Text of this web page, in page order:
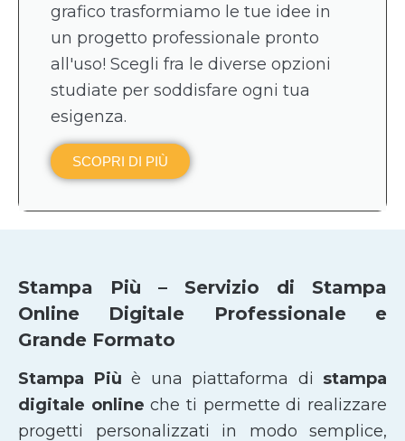
grafico trasformiamo le tue idee in
un progetto professionale pronto
all'uso! Scegli fra le diverse opzioni
studiate per soddisfare ogni tua
esigenza.
SCOPRI DI PIÙ
Stampa Più – Servizio di Stampa
Online Digitale Professionale e
Grande Formato
Stampa Più è una piattaforma di stampa
digitale online che ti permette di realizzare
progetti personalizzati in modo semplice,